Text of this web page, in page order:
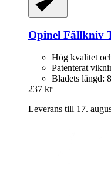
Opinel Fällkniv
Hög kvalitet
Patenterat
Bladets längd:
237 kr
Leverans till 17.